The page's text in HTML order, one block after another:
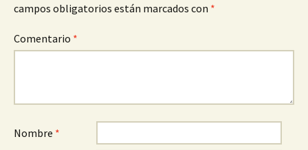
campos obligatorios están marcados con *
Comentario *
Nombre *